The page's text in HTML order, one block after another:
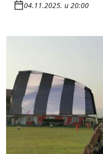
04.11.2025. u 20:00